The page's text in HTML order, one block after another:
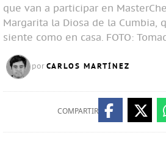
que van a participar en
Margarita la Diosa de la Cumbia,
siente como en casa. FOTO:
por CARLOS MARTÍNEZ
COMPARTIR